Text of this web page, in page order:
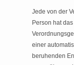
Jede von der
Person hat
einer
beruhenden